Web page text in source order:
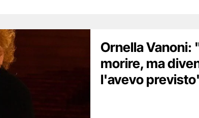
Ornella Vanoni:
morire, ma
l'avevo